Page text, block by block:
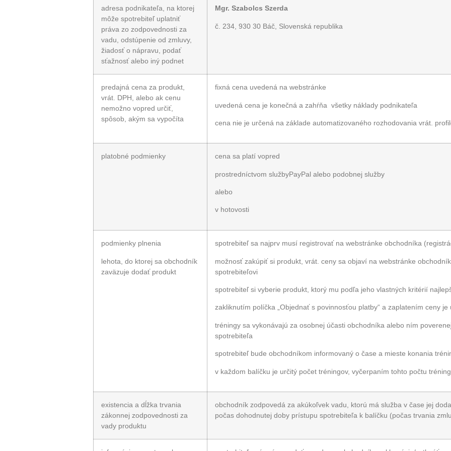
adresa podnikateľa, na ktorej
môže spotrebiteľ uplatniť
práva zo zodpovednosti za
vadu, odstúpenie od zmluvy,
žiadosť o nápravu, podať
sťažnosť alebo iný podnet
Mgr. Szabolcs Szerda
č. 234, 930 30 Báč, Slovenská republika
predajná cena za produkt,
vrát. DPH, alebo ak cenu
nemožno vopred určiť,
spôsob, akým sa vypočíta
fixná cena uvedená na webstránke
uvedená cena je konečná a zahŕňa všetky náklady podnikateľa
cena nie je určená na základe automatizovaného rozhodovania vrát.
platobné podmienky cena sa platí vopred
prostredníctvom službyPayPal alebo podobnej služby
alebo
v hotovosti
podmienky plnenia
lehota, do ktorej sa obchodník
zaväzuje dodať produkt
spotrebiteľ sa najprv musí registrovať na webstránke obchodníka
možnosť zakúpiť si produkt, vrát. ceny sa objaví na webstránke
spotrebiteľovi
spotrebiteľ si vyberie produkt, ktorý mu podľa jeho vlastných kritérií
zakliknutím políčka „Objednať s povinnosťou platby“ a zaplatením ceny je
tréningy sa vykonávajú za osobnej účasti obchodníka alebo ním
spotrebiteľa
spotrebiteľ bude obchodníkom informovaný o čase a mieste konania
v každom balíčku je určitý počet tréningov, vyčerpaním tohto počtu
existencia a dĺžka trvania
zákonnej zodpovednosti za
vady produktu
obchodník zodpovedá za akúkoľvek vadu, ktorú má služba v čase jej
počas dohodnutej doby prístupu spotrebiteľa k balíčku (počas trvania